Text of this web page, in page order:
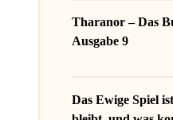
Tharanor – Das
Ausgabe 9
Das Ewige Spiel